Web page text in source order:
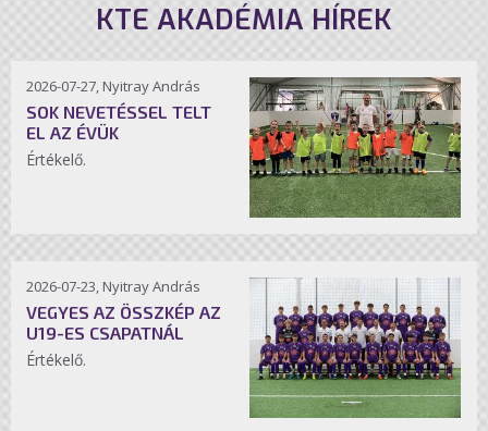
KTE AKADÉMIA HÍREK
2026-07-27, Nyitray András
SOK NEVETÉSSEL TELT
EL AZ ÉVÜK
Értékelő.
2026-07-23, Nyitray András
VEGYES AZ ÖSSZKÉP AZ
U19-ES CSAPATNÁL
Értékelő.